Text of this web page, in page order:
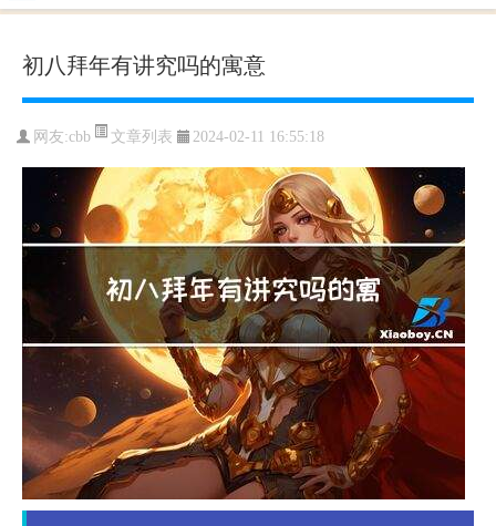
初八拜年有讲究吗的寓意
网友:cbb 文章列表 2024-02-11 16:55:18